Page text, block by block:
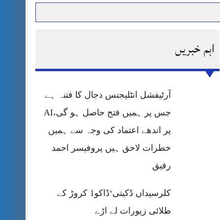
پر قربان
پریس کانفرنس
اہم خبریں
آرٹیفشل انٹلیجنس دجال کا فتنہ ہے
جس پر ہمیں فتح حاصل ہو گی،AI
پر اندھے اعتماد کی وجہ سے ہمیں
خطرات لاحق ہیں پروفیسر احمد
رفیق
کلرسیداں ڈکیتی‘ڈاکو1 کروڑ کے
طلائی زیورات لے اڑے